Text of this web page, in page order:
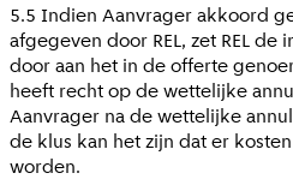
5.5 Indien Aanvrager akkoord
afgegeven door REL, zet REL
door aan het in de offerte
heeft recht op de wettelijke
Aanvrager na de wettelijke
de klus kan het zijn dat er
worden.